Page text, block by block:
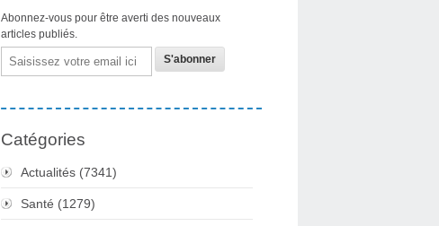
Abonnez-vous pour être averti des nouveaux
articles publiés.
Email
Catégories
Actualités (7341)
Santé (1279)